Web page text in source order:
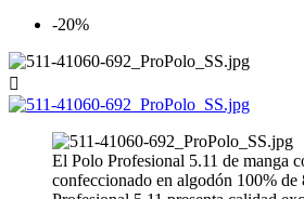
-20%

El Polo Profesional 5.11 de manga
confeccionado en algodón 100%